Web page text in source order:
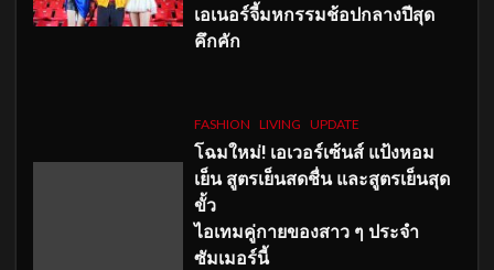
เอเนอร์จี้มหกรรมช้อปกลางปีสุด
คึกคัก
FASHION LIVING UPDATE
โฉมใหม่! เอเวอร์เซ้นส์ แป้งหอม
เย็น สูตรเย็นสดชื่น และสูตรเย็นสุด
ขั้ว
ไอเทมคู่กายของสาว ๆ ประจำ
ซัมเมอร์นี้